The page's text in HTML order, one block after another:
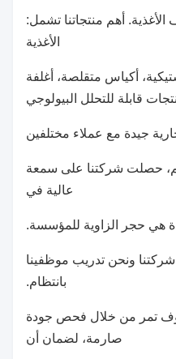
الأغذية. أهم منتجاتنا تشمل:
الأغذية
أكياس متقلصة، أغلفة
قابلة للتحلل البيولوجي
جيدة مع عملاء مختلفين
حصلت شركتنا على سمعة
عالية في
هي حجر الزاوية للمؤسسة.
ونحن تدريب موظفينا
بانتظام.
سوف تمر من خلال فحص جودة
صارمة، لضمان أن